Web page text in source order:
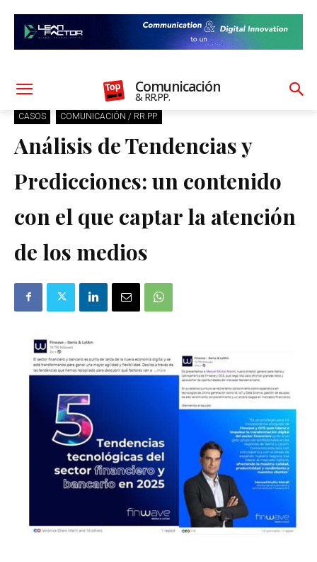
Comunicación
& RR.PP.
CASOS COMUNICACIÓN / RR.PP.
Análisis de Tendencias y
Predicciones: un contenido
con el que captar la atención
de los medios